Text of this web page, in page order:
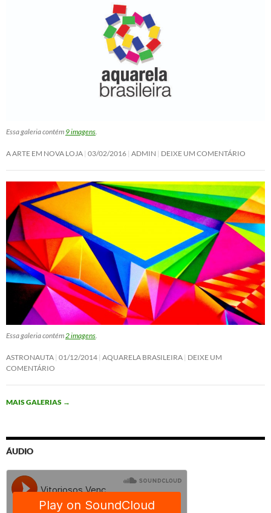
Essa galeria contém 9 imagens.
A ARTE EM NOVA LOJA 03/02/2016 ADMIN DEIXE UM COMENTÁRIO
Essa galeria contém2 imagens.
ASTRONAUTA 01/12/2014 AQUARELA BRASILEIRA DEIXE UM
COMENTÁRIO
MAIS GALERIAS →
ÁUDIO